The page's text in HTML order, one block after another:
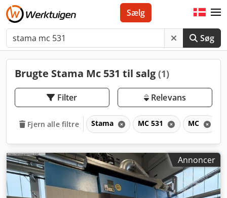
Søg
Sælg
Brugte Stama Mc 531 til salg (1)
Filter Relevans
Fjern alle filtre Stama MC 531 MC
Annoncer